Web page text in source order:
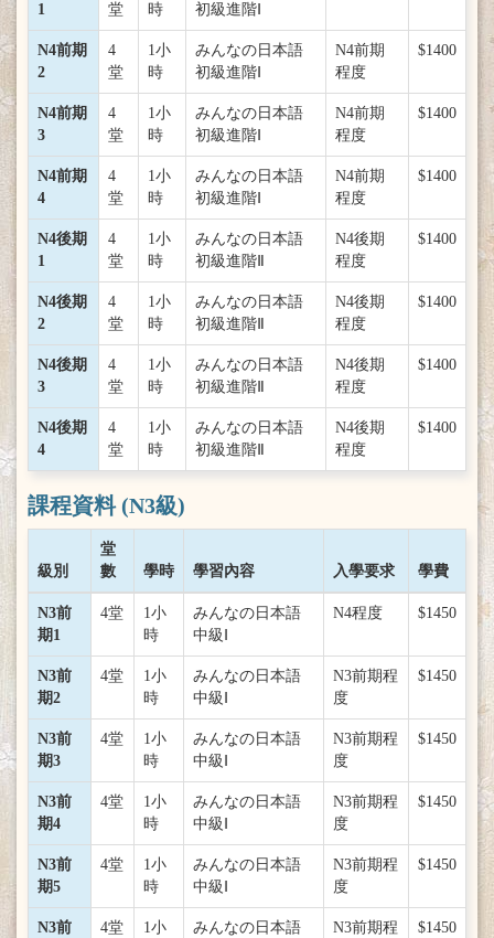
1
堂
時
初級進階Ⅰ
N4前期
2
4
堂
1小
時
みんなの日本語
初級進階Ⅰ
N4前期
程度
$1400
N4前期
3
4
堂
1小
時
みんなの日本語
初級進階Ⅰ
N4前期
程度
$1400
N4前期
4
4
堂
1小
時
みんなの日本語
初級進階Ⅰ
N4前期
程度
$1400
N4後期
1
4
堂
1小
時
みんなの日本語
初級進階Ⅱ
N4後期
程度
$1400
N4後期
2
4
堂
1小
時
みんなの日本語
初級進階Ⅱ
N4後期
程度
$1400
N4後期
3
4
堂
1小
時
みんなの日本語
初級進階Ⅱ
N4後期
程度
$1400
N4後期
4
4
堂
1小
時
みんなの日本語
初級進階Ⅱ
N4後期
程度
$1400
課程資料 (N3級)
級別
堂
數
學時 學習內容 入學要求 學費
N3前
期1
4堂
1小
時
みんなの日本語
中級Ⅰ
N4程度 $1450
N3前
期2
4堂
1小
時
みんなの日本語
中級Ⅰ
N3前期程
度
$1450
N3前
期3
4堂
1小
時
みんなの日本語
中級Ⅰ
N3前期程
度
$1450
N3前
期4
4堂
1小
時
みんなの日本語
中級Ⅰ
N3前期程
度
$1450
N3前
期5
4堂
1小
時
みんなの日本語
中級Ⅰ
N3前期程
度
$1450
N3前
4堂
1小
みんなの日本語
N3前期程
$1450